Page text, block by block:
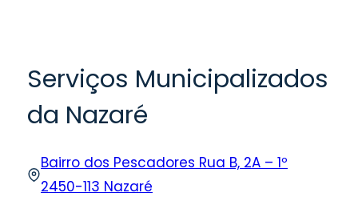
Serviços Municipalizados
da Nazaré
Bairro dos Pescadores Rua B, 2A – 1º
2450-113 Nazaré